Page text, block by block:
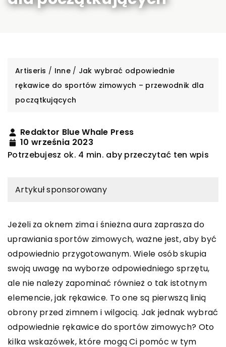
Artiseris / Inne/ Jak wybrać odpowiednie
rękawice do sportów zimowych – przewodnik dla
początkujących
Redaktor Blue Whale Press
10 września 2023
Potrzebujesz ok. 4 min. aby przeczytać ten wpis
Artykuł sponsorowany
Jeżeli za oknem zima i śnieżna aura zaprasza do
uprawiania sportów zimowych, ważne jest, aby być
odpowiednio przygotowanym. Wiele osób skupia
swoją uwagę na wyborze odpowiedniego sprzętu,
ale nie należy zapominać również o tak istotnym
elemencie, jak rękawice. To one są pierwszą linią
obrony przed zimnem i wilgocią. Jak jednak wybrać
odpowiednie rękawice do sportów zimowych? Oto
kilka wskazówek, które mogą Ci pomóc w tym